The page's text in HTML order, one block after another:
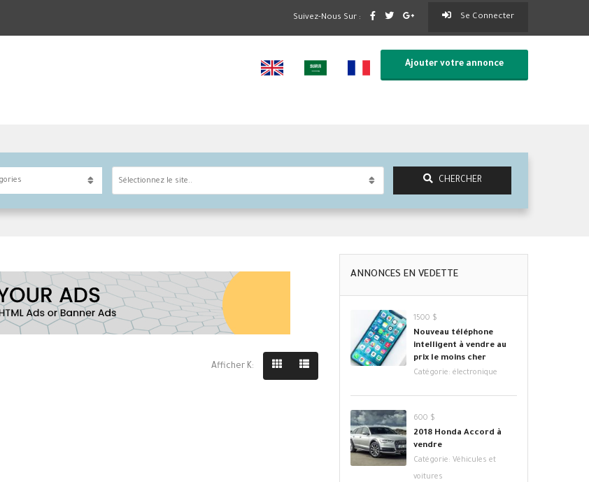
Se Connecter
Suivez-Nous Sur :
Ajouter votre annonce
Sélectionnez le site.. CHERCHER
Afficher K:
ANNONCES EN VEDETTE
1500 $
Nouveau téléphone
intelligent à vendre au
prix le moins cher
Catégorie: électronique
600 $
2018 Honda Accord à
vendre
Catégorie: Véhicules et
voitures